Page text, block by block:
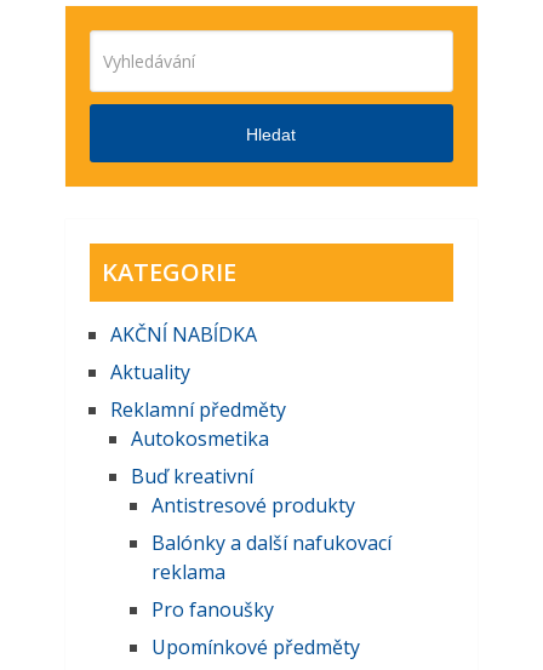
Hledat
KATEGORIE
AKČNĺ NABĺDKA
Aktuality
Reklamní předměty
Autokosmetika
Buď kreativní
Antistresové produkty
Balónky a další nafukovací
reklama
Pro fanoušky
Upomínkové předměty